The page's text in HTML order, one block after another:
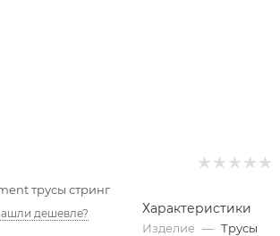
трусы стринг
дешевле? Характеристики
Изделие — Трусы